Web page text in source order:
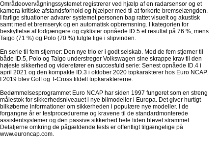
Områdeovervågningssystemet registrerer ved hjælp af en radarsensor og et
kamera kritiske afstandsforhold og hjælper med til at forkorte bremselængden.
I farlige situationer advarer systemet personen bag rattet visuelt og akustisk
samt med et bremseryk og en automatisk opbremsning. I kategorien for
beskyttelse af fodgængere og cyklister opnåede ID.5 et resultat på 76 %, mens
Taigo (71 %) og Polo (70 %) fulgte lige i slipvinden.
En serie til fem stjerner: Den nye trio er i godt selskab. Med de fem stjerner til
både ID.5, Polo og Taigo understreger Volkswagen sine skrappe krav til den
højeste sikkerhed og viderefører en succesfuld serie: Senest opnåede ID.4 i
april 2021 og den kompakte ID.3 i oktober 2020 topkarakterer hos Euro NCAP.
I 2019 blev Golf og T-Cross tildelt topkaraktererne.
Bedømmelsesprogrammet Euro NCAP har siden 1997 fungeret som en streng
målestok for sikkerhedsniveauet i nye bilmodeller i Europa. Det giver hurtigt
bilkøberne informationer om sikkerheden i populære nye modeller. I de
forgangne år er testprocedurerne og kravene til de standardmonterede
assistentsystemer og den passive sikkerhed hele tiden blevet strammet.
Detaljerne omkring de pågældende tests er offentligt tilgængelige på
www.euroncap.com.